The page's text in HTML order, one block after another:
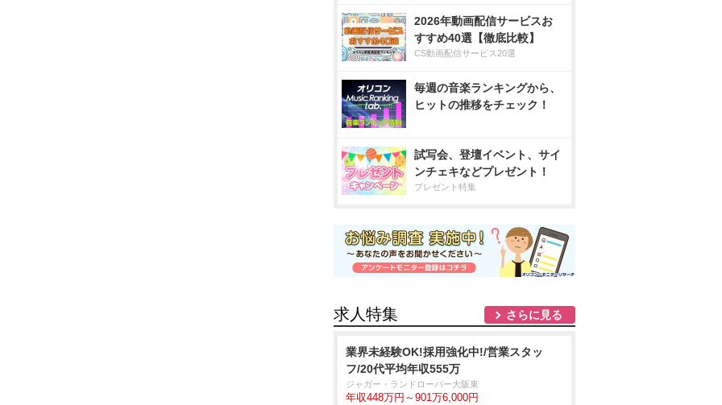
2026年動画配信サービスお
すすめ40選【徹底比較】
CS動画配信サービス20選
毎週の音楽ランキングから、
ヒットの推移をチェック！
試写会、登壇イベント、サイ
ンチェキなどプレゼント！
プレゼント特集
求人特集 さらに見る
業界未経験OK!採用強化中!/営業スタッ
フ/20代平均年収555万
ジャガー・ランドローバー大阪東
年収448万円～901万6,000円